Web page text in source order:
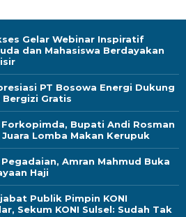
Gelar Webinar Inspiratif
dan Mahasiswa Berdayakan
PT Bosowa Energi Dukung
Bergizi Gratis
Forkopimda, Bupati Andi Rosman
Lomba Makan Kerupuk
Amran Mahmud Buka
Haji
Publik Pimpin KONI
Sekum KONI Sulsel: Sudah Tak